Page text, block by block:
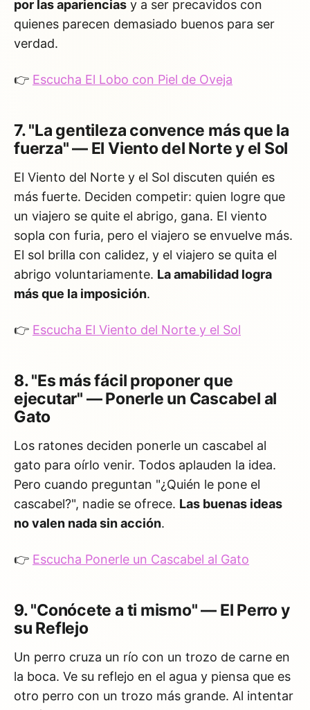
por las apariencias y a ser precavidos con
quienes parecen demasiado buenos para ser
verdad.
👉 Escucha El Lobo con Piel de Oveja
7. "La gentileza convence más que la
fuerza" — El Viento del Norte y el Sol
El Viento del Norte y el Sol discuten quién es
más fuerte. Deciden competir: quien logre que
un viajero se quite el abrigo, gana. El viento
sopla con furia, pero el viajero se envuelve más.
El sol brilla con calidez, y el viajero se quita el
abrigo voluntariamente. La amabilidad logra
más que la imposición.
👉 Escucha El Viento del Norte y el Sol
8. "Es más fácil proponer que
ejecutar" — Ponerle un Cascabel al
Gato
Los ratones deciden ponerle un cascabel al
gato para oírlo venir. Todos aplauden la idea.
Pero cuando preguntan "¿Quién le pone el
cascabel?", nadie se ofrece. Las buenas ideas
no valen nada sin acción.
👉 Escucha Ponerle un Cascabel al Gato
9. "Conócete a ti mismo" — El Perro y
su Reflejo
Un perro cruza un río con un trozo de carne en
la boca. Ve su reflejo en el agua y piensa que es
otro perro con un trozo más grande. Al intentar